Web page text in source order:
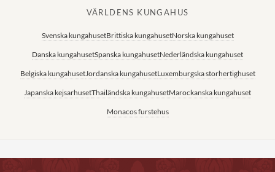
VÄRLDENS KUNGAHUS
Svenska kungahusetBrittiska kungahusetNorska kungahuset
Danska kungahusetSpanska kungahusetNederländska kungahuset
Belgiska kungahusetJordanska kungahusetLuxemburgska storhertighuset
Japanska kejsarhusetThailändska kungahusetMarockanska kungahuset
Monacos furstehus